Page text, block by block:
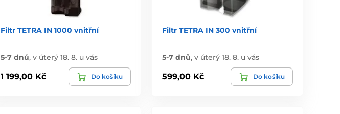
Filtr TETRA IN 1000 vnitřní
5-7 dnů, v úterý 18. 8. u vás
1 199,00 Kč Do košíku
Filtr TETRA IN 300 vnitřní
5-7 dnů,v úterý 18. 8. u vás
599,00 Kč Do košíku